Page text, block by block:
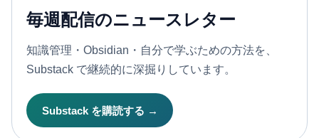
毎週配信のニュースレター
知識管理・Obsidian・自分で学ぶための方法を、
Substack で継続的に深掘りしています。
Substack を購読する →